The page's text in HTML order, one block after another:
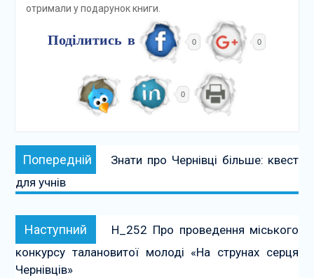
отримали у подарунок книги.
Поділитись в 0 0
0
Навігація
записів
Попередній
Знати про Чернівці більше: квест
для учнів
Наступний
Н_252 Про проведення міського
конкурсу талановитої молоді «На струнах серця
Чернівців»